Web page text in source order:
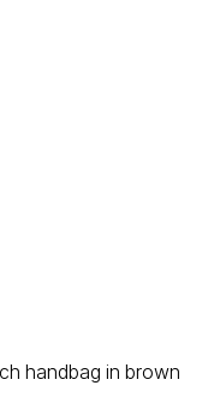
handbag in brown